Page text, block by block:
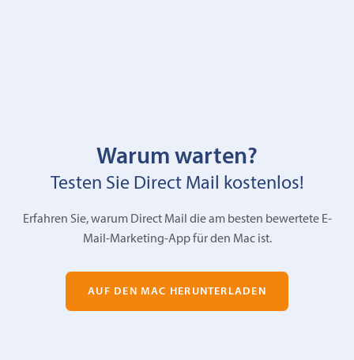
Warum warten?
Testen Sie Direct Mail kostenlos!
Erfahren Sie, warum Direct Mail die am besten bewertete E-
Mail-Marketing-App für den Mac ist.
AUF DEN MAC HERUNTERLADEN